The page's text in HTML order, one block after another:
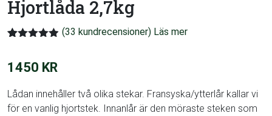
Hjortlåda 2,7kg
baserat på
(33 kundrecensioner)
1450 KR
Lådan innehåller två olika stekar. Fransyska/ytterlår kallar vi
för en vanlig hjortstek. Innanlår är den möraste steken som